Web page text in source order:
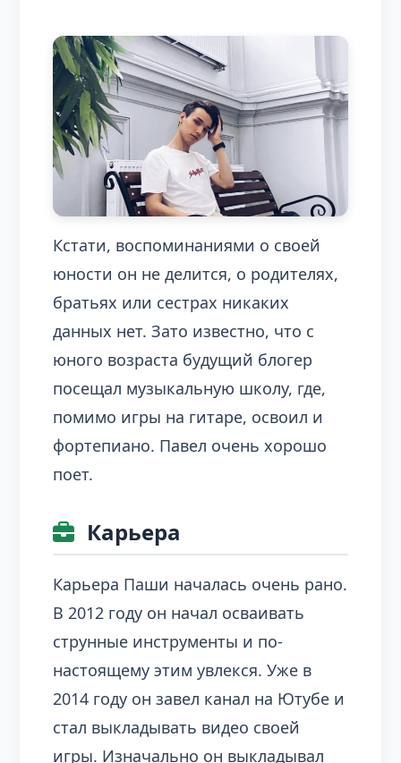
Кстати, воспоминаниями о своей
юности он не делится, о родителях,
братьях или сестрах никаких
данных нет. Зато известно, что с
юного возраста будущий блогер
посещал музыкальную школу, где,
помимо игры на гитаре, освоил и
фортепиано. Павел очень хорошо
поет.
Карьера
Карьера Паши началась очень рано.
В 2012 году он начал осваивать
струнные инструменты и по-
настоящему этим увлекся. Уже в
2014 году он завел канал на Ютубе и
стал выкладывать видео своей
игры. Изначально он выкладывал